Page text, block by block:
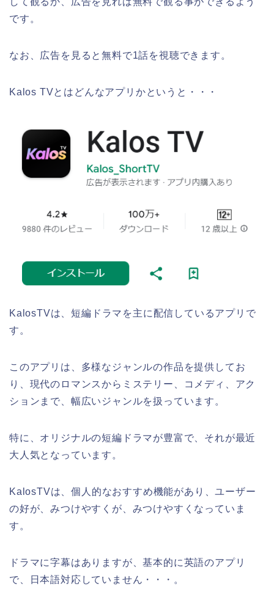
です。
なお、広告を見ると無料で1話を視聴できます。
Kalos TVとはどんなアプリかというと・・・
KalosTVは、短編ドラマを主に配信しているアプリで
す。
このアプリは、多様なジャンルの作品を提供してお
り、現代のロマンスからミステリー、コメディ、アク
ションまで、幅広いジャンルを扱っています。
特に、オリジナルの短編ドラマが豊富で、それが最近
大人気となっています。
KalosTVは、個人的なおすすめ機能があり、ユーザー
の好が、みつけやすくが、みつけやすくなっていま
す。
ドラマに字幕はありますが、基本的に英語のアプリ
で、日本語対応していません・・・。